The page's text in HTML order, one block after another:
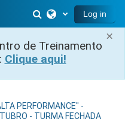
×
de Treinamento
Clique aqui!
Toggle search
Log in
PERFORMANCE" -
- TURMA FECHADA